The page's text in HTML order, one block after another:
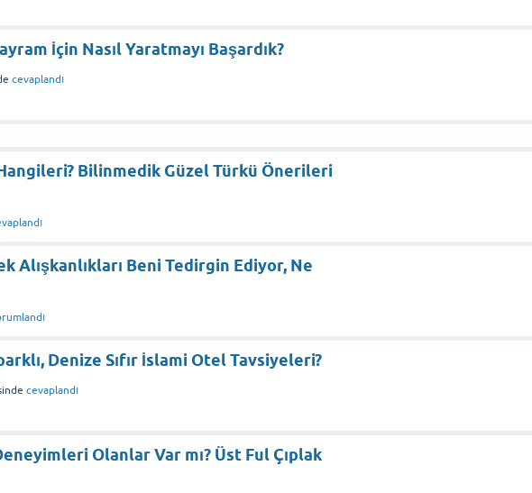
İçin Nasıl Yaratmayı Başardık?
cevaplandı
Bilinmedik Güzel Türkü Önerileri
Alışkanlıkları Beni Tedirgin Ediyor, Ne
Denize Sıfır İslami Otel Tavsiyeleri?
cevaplandı
Olanlar Var mı? Üst Ful Çıplak